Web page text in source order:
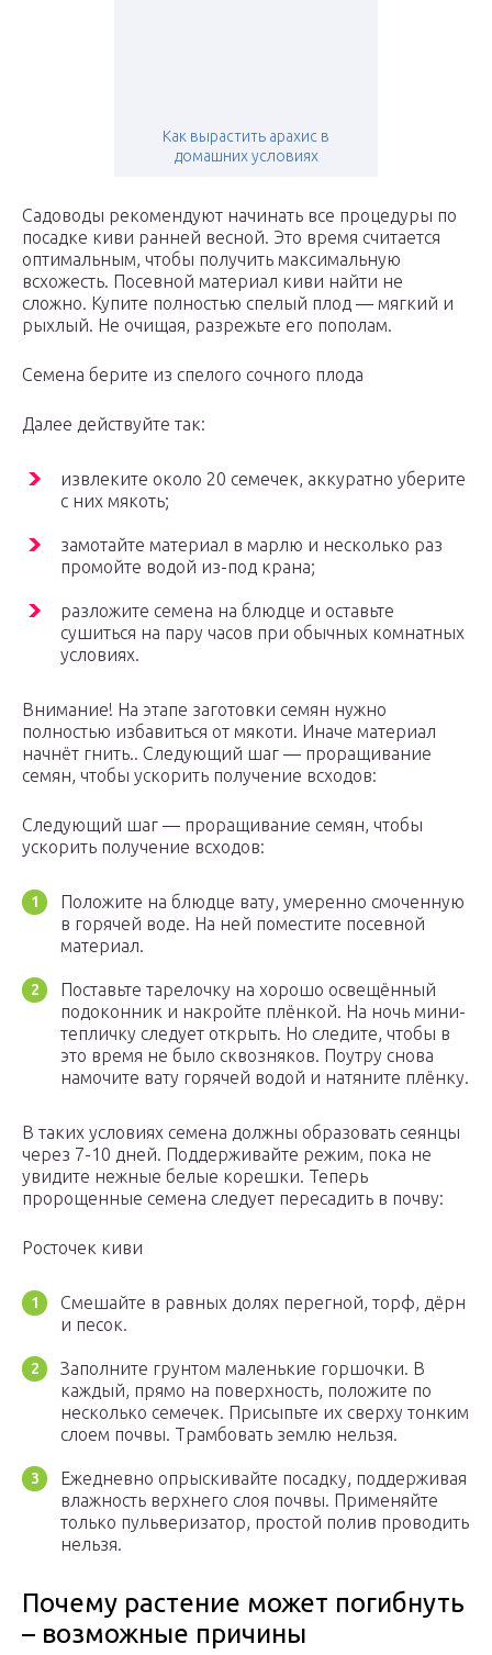
Как вырастить арахис в
домашних условиях
Садоводы рекомендуют начинать все процедуры по
посадке киви ранней весной. Это время считается
оптимальным, чтобы получить максимальную
всхожесть. Посевной материал киви найти не
сложно. Купите полностью спелый плод — мягкий и
рыхлый. Не очищая, разрежьте его пополам.
Семена берите из спелого сочного плода
Далее действуйте так:
извлеките около 20 семечек, аккуратно уберите
с них мякоть;
замотайте материал в марлю и несколько раз
промойте водой из-под крана;
разложите семена на блюдце и оставьте
сушиться на пару часов при обычных комнатных
условиях.
Внимание! На этапе заготовки семян нужно
полностью избавиться от мякоти. Иначе материал
начнёт гнить.. Следующий шаг — проращивание
семян, чтобы ускорить получение всходов:
Следующий шаг — проращивание семян, чтобы
ускорить получение всходов:
Положите на блюдце вату, умеренно смоченную
в горячей воде. На ней поместите посевной
материал.
Поставьте тарелочку на хорошо освещённый
подоконник и накройте плёнкой. На ночь мини-
тепличку следует открыть. Но следите, чтобы в
это время не было сквозняков. Поутру снова
намочите вату горячей водой и натяните плёнку.
В таких условиях семена должны образовать сеянцы
через 7-10 дней. Поддерживайте режим, пока не
увидите нежные белые корешки. Теперь
пророщенные семена следует пересадить в почву:
Росточек киви
Смешайте в равных долях перегной, торф, дёрн
и песок.
Заполните грунтом маленькие горшочки. В
каждый, прямо на поверхность, положите по
несколько семечек. Присыпьте их сверху тонким
слоем почвы. Трамбовать землю нельзя.
Ежедневно опрыскивайте посадку, поддерживая
влажность верхнего слоя почвы. Применяйте
только пульверизатор, простой полив проводить
нельзя.
Почему растение может погибнуть
– возможные причины